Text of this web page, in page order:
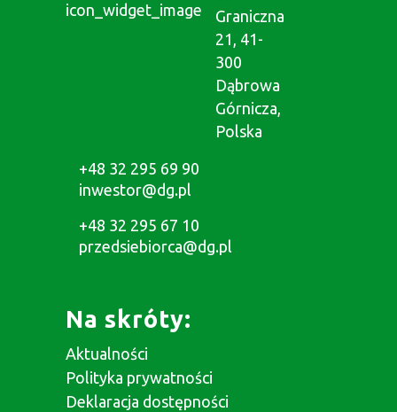
Graniczna
21, 41-
300
Dąbrowa
Górnicza,
Polska
+48 32 295 69 90
inwestor@dg.pl
+48 32 295 67 10
przedsiebiorca@dg.pl
Na skróty:
Aktualności
Polityka prywatności
Deklaracja dostępności